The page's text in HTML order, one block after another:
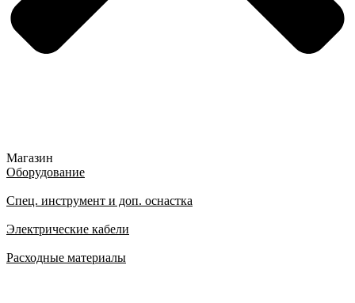
Магазин
Оборудование
Спец. инструмент и доп. оснастка
Электрические кабели
Расходные материалы